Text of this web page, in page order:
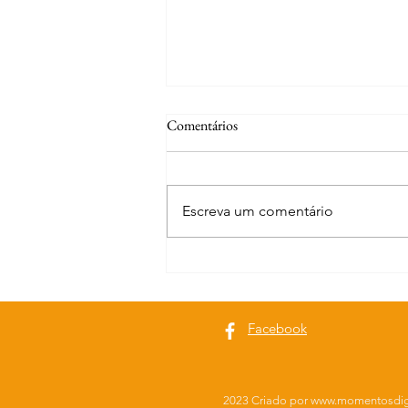
Comentários
Escreva um comentário
Facebook
2023 Criado por